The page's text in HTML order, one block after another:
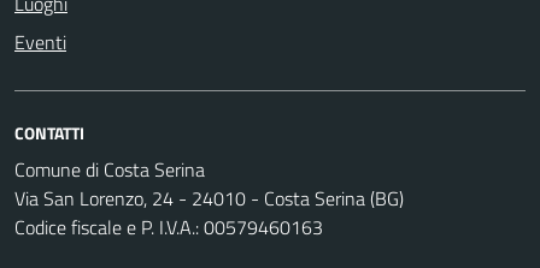
Eventi
CONTATTI
Comune di Costa Serina
Via San Lorenzo, 24 - 24010 - Costa Serina (BG)
Codice fiscale e P. I.V.A.: 00579460163